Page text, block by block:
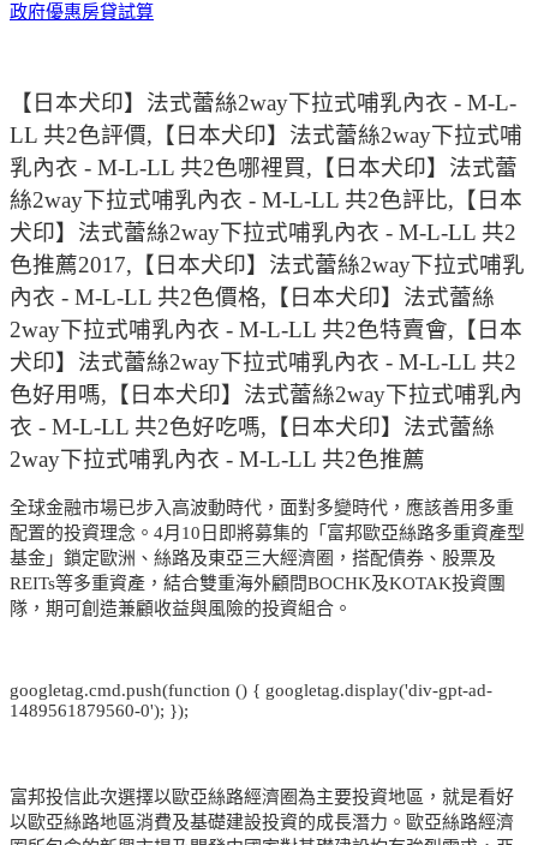
政府優惠房貸試算
【日本犬印】法式蕾絲2way下拉式哺乳內衣 - M-L-
LL 共2色評價,【日本犬印】法式蕾絲2way下拉式哺
乳內衣 - M-L-LL 共2色哪裡買,【日本犬印】法式蕾
絲2way下拉式哺乳內衣 - M-L-LL 共2色評比,【日本
犬印】法式蕾絲2way下拉式哺乳內衣 - M-L-LL 共2
色推薦2017,【日本犬印】法式蕾絲2way下拉式哺乳
內衣 - M-L-LL 共2色價格,【日本犬印】法式蕾絲
2way下拉式哺乳內衣 - M-L-LL 共2色特賣會,【日本
犬印】法式蕾絲2way下拉式哺乳內衣 - M-L-LL 共2
色好用嗎,【日本犬印】法式蕾絲2way下拉式哺乳內
衣 - M-L-LL 共2色好吃嗎,【日本犬印】法式蕾絲
2way下拉式哺乳內衣 - M-L-LL 共2色推薦
全球金融市場已步入高波動時代，面對多變時代，應該善用多重
配置的投資理念。4月10日即將募集的「富邦歐亞絲路多重資產型
基金」鎖定歐洲、絲路及東亞三大經濟圈，搭配債券、股票及
REITs等多重資產，結合雙重海外顧問BOCHK及KOTAK投資團
隊，期可創造兼顧收益與風險的投資組合。
googletag.cmd.push(function () { googletag.display('div-gpt-ad-
1489561879560-0'); });
富邦投信此次選擇以歐亞絲路經濟圈為主要投資地區，就是看好
以歐亞絲路地區消費及基礎建設投資的成長潛力。歐亞絲路經濟